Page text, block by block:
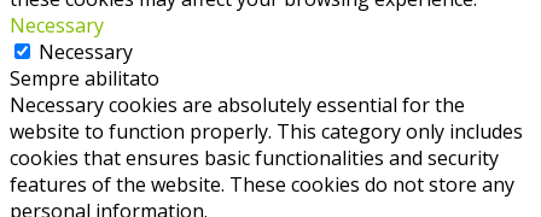
Necessary
Necessary
Sempre abilitato
Necessary cookies are absolutely essential for the
website to function properly. This category only includes
cookies that ensures basic functionalities and security
features of the website. These cookies do not store any
personal information.